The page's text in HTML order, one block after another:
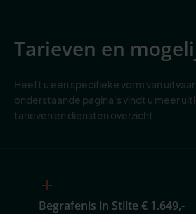
Tarieven en
Heeft u een specifieke vorm van
onderstaande pagina's vindt u meer
tarieven en diensten overzicht.
Begrafenis in Stilte€ 1.649,-